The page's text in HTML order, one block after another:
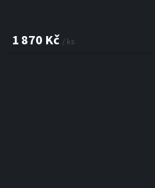
1 870 Kč / ks